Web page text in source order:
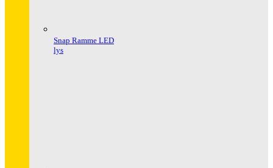
Snap Ramme LED
lys